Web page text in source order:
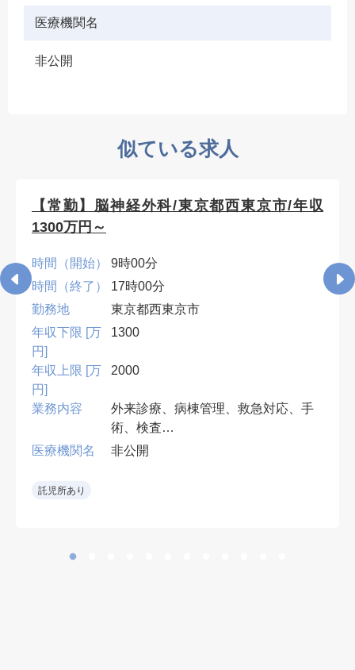
医療機関名
非公開
似ている求人
【常勤】脳神経外科/東京都西東京市/年収
1300万円～
時間（開始）
9時00分
時間（終了）
17時00分
勤務地
東京都西東京市
年収下限 [万
円]
1300
年収上限 [万
円]
2000
業務内容
外来診療、病棟管理、救急対応、手
術、検査
病棟管理担当数：10～15名
医療機関名 非公開
託児所あり